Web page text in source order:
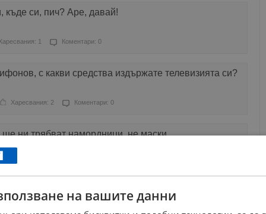
къде си, пич? Аре, давай!
1 Коментари: 0
с какви средства издържате телевизията си?
Харесвания: 2 Коментари: 0
ни трябват намордници, не маски
Харесвания: 2
на пътища е най-деструктивното поведение за
на вашите данни